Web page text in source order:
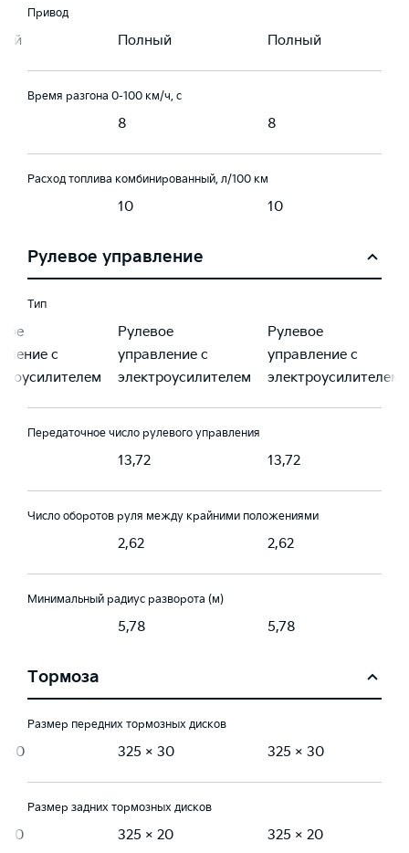
Привод
Полный Полный
Время разгона 0-100 км/ч, с
8 8
Расход топлива комбинированный, л/100 км
10 10
Рулевое управление
Тип
с
Рулевое
управление с
электроусилителем
Рулевое
управление с
электроусилителем
Передаточное число рулевого управления
13,72 13,72
Число оборотов руля между крайними положениями
2,62 2,62
Минимальный радиус разворота (м)
5,78 5,78
Тормоза
Размер передних тормозных дисков
30 325 × 30 325 × 30
Размер задних тормозных дисков
20 325 × 20 325 × 20